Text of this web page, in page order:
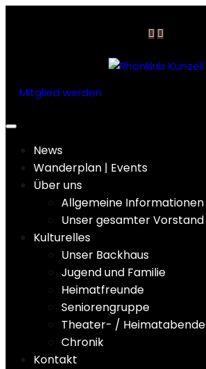
Mitglied werden
News
Wanderplan | Events
Über uns
Allgemeine Informationen
Unser gesamter Vorstand
Kulturelles
Unser Backhaus
Jugend und Familie
Heimatfreunde
Seniorengruppe
Theater- / Heimatabende
Chronik
Kontakt